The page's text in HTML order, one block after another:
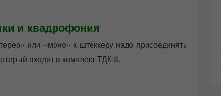
и квадрофония
или «моно» к штеккеру надо присоединять
входит в комплект ТДК-3.